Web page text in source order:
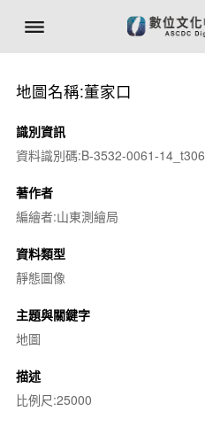
地圖名稱:董家口
識別資訊
資料識別碼:B-3532-0061-14_t306
著作者
編繪者:山東測繪局
資料類型
靜態圖像
主題與關鍵字
地圖
描述
比例尺:25000